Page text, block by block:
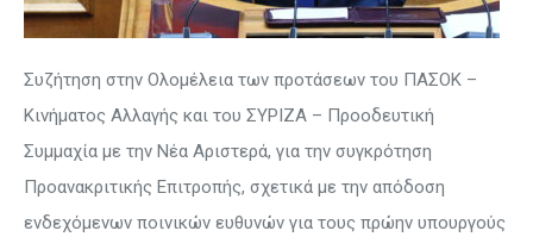
Συζήτηση στην Ολομέλεια των προτάσεων του ΠΑΣΟΚ –
Κινήματος Αλλαγής και του ΣΥΡΙΖΑ – Προοδευτική
Συμμαχία με την Νέα Αριστερά, για την συγκρότηση
Προανακριτικής Επιτροπής, σχετικά με την απόδοση
ενδεχόμενων ποινικών ευθυνών για τους πρώην υπουργούς